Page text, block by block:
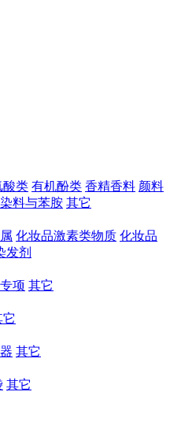
酸类 有机酚类 香精香料 颜料
料与苯胺 其它
化妆品激素类物质 化妆品
发剂
项 其它
它
其它
其它